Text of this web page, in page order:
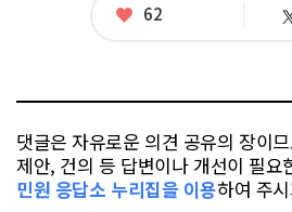
좋
62
댓글은 자유로운 의견 공유의 장이
제안, 건의 등 답변이나 개선이 필요
민원 응답소 누리집을 이용하여 주